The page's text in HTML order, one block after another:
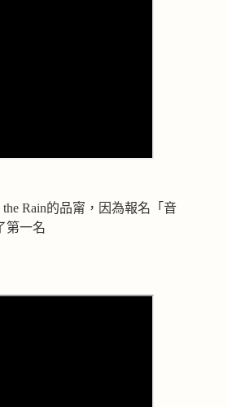
Rain的品甯，因為報名「音
第一名